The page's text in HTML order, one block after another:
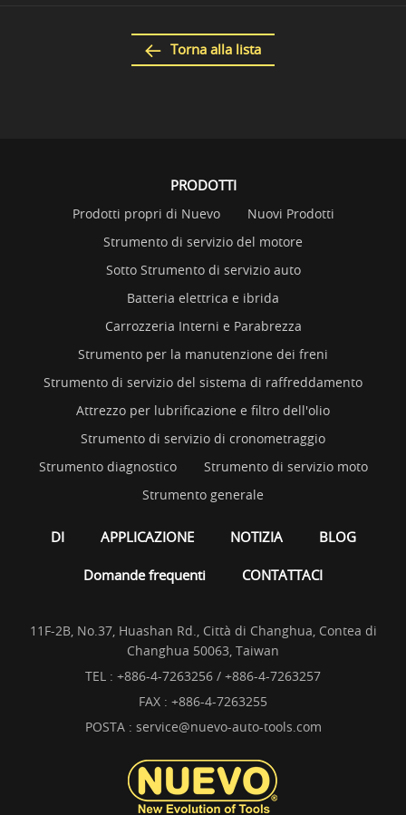
Torna alla lista
PRODOTTI
Prodotti propri di Nuevo
Nuovi Prodotti
Strumento di servizio del motore
Sotto Strumento di servizio auto
Batteria elettrica e ibrida
Carrozzeria Interni e Parabrezza
Strumento per la manutenzione dei freni
Strumento di servizio del sistema di raffreddamento
Attrezzo per lubrificazione e filtro dell'olio
Strumento di servizio di cronometraggio
Strumento diagnostico
Strumento di servizio moto
Strumento generale
DI APPLICAZIONE NOTIZIA BLOG
Domande frequenti CONTATTACI
11F-2B, No.37, Huashan Rd., Città di Changhua, Contea di
Changhua 50063, Taiwan
TEL : +886-4-7263256 / +886-4-7263257
FAX : +886-4-7263255
POSTA : service@nuevo-auto-tools.com